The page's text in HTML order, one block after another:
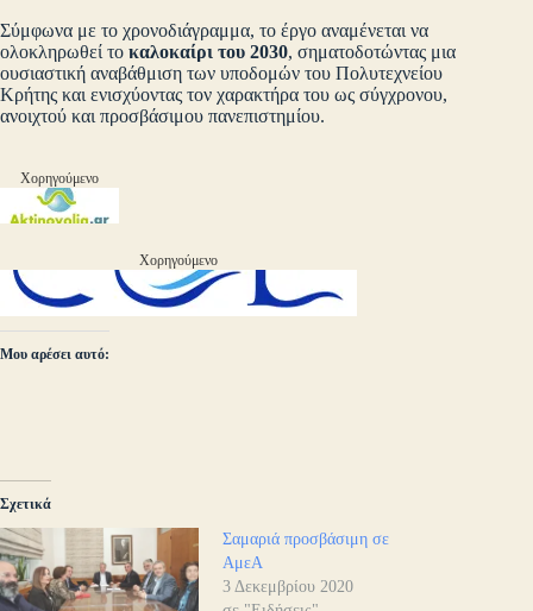
Σύμφωνα με το χρονοδιάγραμμα, το έργο αναμένεται να
ολοκληρωθεί το καλοκαίρι του 2030, σηματοδοτώντας μια
ουσιαστική αναβάθμιση των υποδομών του Πολυτεχνείου
Κρήτης και ενισχύοντας τον χαρακτήρα του ως σύγχρονου,
ανοιχτού και προσβάσιμου πανεπιστημίου.
Χορηγούμενο
Χορηγούμενο
Μου αρέσει αυτό:
Σχετικά
Σαμαριά προσβάσιμη σε
ΑμεΑ
3 Δεκεμβρίου 2020